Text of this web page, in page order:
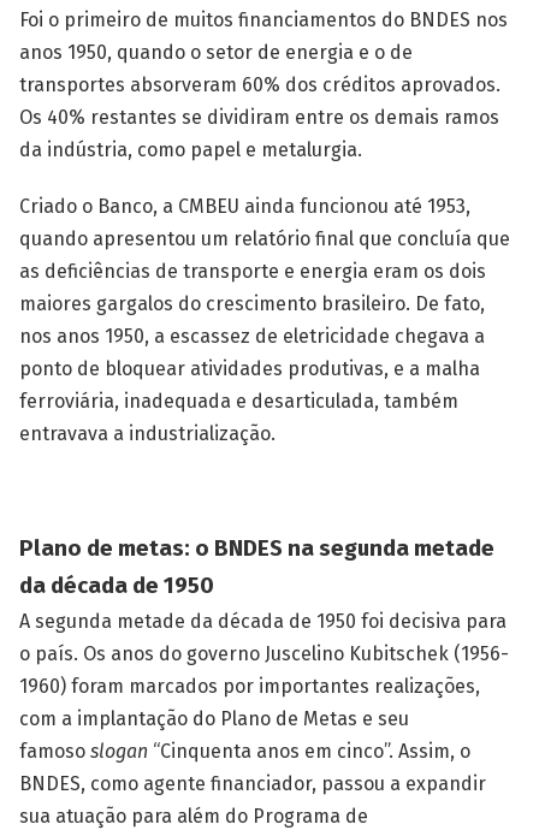
Foi o primeiro de muitos financiamentos do BNDES nos
anos 1950, quando o setor de energia e o de
transportes absorveram 60% dos créditos aprovados.
Os 40% restantes se dividiram entre os demais ramos
da indústria, como papel e metalurgia.
Criado o Banco, a CMBEU ainda funcionou até 1953,
quando apresentou um relatório final que concluía que
as deficiências de transporte e energia eram os dois
maiores gargalos do crescimento brasileiro. De fato,
nos anos 1950, a escassez de eletricidade chegava a
ponto de bloquear atividades produtivas, e a malha
ferroviária, inadequada e desarticulada, também
entravava a industrialização.
Plano de metas: o BNDES na segunda metade
da década de 1950
A segunda metade da década de 1950 foi decisiva para
o país. Os anos do governo Juscelino Kubitschek (1956-
1960) foram marcados por importantes realizações,
com a implantação do Plano de Metas e seu
famoso slogan “Cinquenta anos em cinco”. Assim, o
BNDES, como agente financiador, passou a expandir
sua atuação para além do Programa de